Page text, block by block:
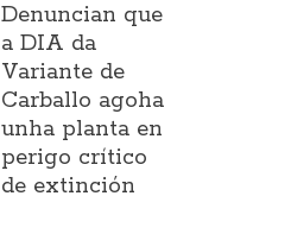
Denuncian que
a DIA da
Variante de
Carballo agoha
unha planta en
perigo crítico
de extinción